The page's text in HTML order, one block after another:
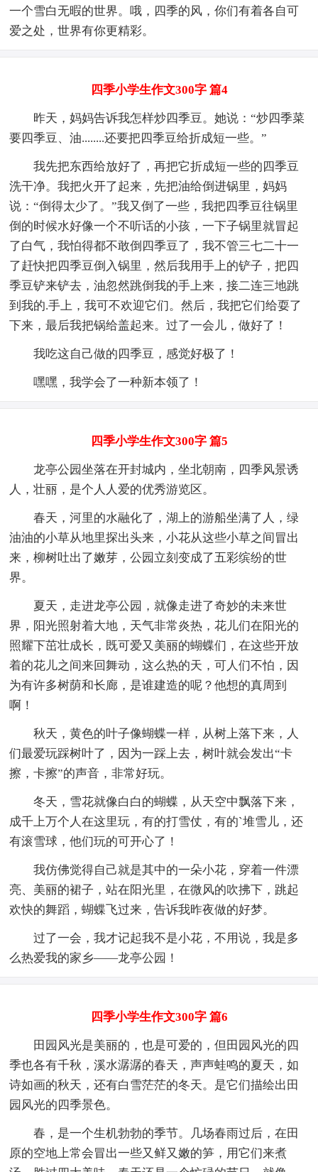
一个雪白无暇的世界。哦，四季的风，你们有着各自可
爱之处，世界有你更精彩。
四季小学生作文300字 篇4
昨天，妈妈告诉我怎样炒四季豆。她说：“炒四季菜
要四季豆、油........还要把四季豆给折成短一些。”
我先把东西给放好了，再把它折成短一些的四季豆
洗干净。我把火开了起来，先把油给倒进锅里，妈妈
说：“倒得太少了。”我又倒了一些，我把四季豆往锅里
倒的时候水好像一个不听话的小孩，一下子锅里就冒起
了白气，我怕得都不敢倒四季豆了，我不管三七二十一
了赶快把四季豆倒入锅里，然后我用手上的铲子，把四
季豆铲来铲去，油忽然跳倒我的手上来，接二连三地跳
到我的.手上，我可不欢迎它们。然后，我把它们给耍了
下来，最后我把锅给盖起来。过了一会儿，做好了！
我吃这自己做的四季豆，感觉好极了！
嘿嘿，我学会了一种新本领了！
四季小学生作文300字 篇5
龙亭公园坐落在开封城内，坐北朝南，四季风景诱
人，壮丽，是个人人爱的优秀游览区。
春天，河里的水融化了，湖上的游船坐满了人，绿
油油的小草从地里探出头来，小花从这些小草之间冒出
来，柳树吐出了嫩芽，公园立刻变成了五彩缤纷的世
界。
夏天，走进龙亭公园，就像走进了奇妙的未来世
界，阳光照射着大地，天气非常炎热，花儿们在阳光的
照耀下茁壮成长，既可爱又美丽的蝴蝶们，在这些开放
着的花儿之间来回舞动，这么热的天，可人们不怕，因
为有许多树荫和长廊，是谁建造的呢？他想的真周到
啊！
秋天，黄色的叶子像蝴蝶一样，从树上落下来，人
们最爱玩踩树叶了，因为一踩上去，树叶就会发出“卡
擦，卡擦”的声音，非常好玩。
冬天，雪花就像白白的蝴蝶，从天空中飘落下来，
成千上万个人在这里玩，有的打雪仗，有的`堆雪儿，还
有滚雪球，他们玩的可开心了！
我仿佛觉得自己就是其中的一朵小花，穿着一件漂
亮、美丽的裙子，站在阳光里，在微风的吹拂下，跳起
欢快的舞蹈，蝴蝶飞过来，告诉我昨夜做的好梦。
过了一会，我才记起我不是小花，不用说，我是多
么热爱我的家乡——龙亭公园！
四季小学生作文300字 篇6
田园风光是美丽的，也是可爱的，但田园风光的四
季也各有千秋，溪水潺潺的春天，声声蛙鸣的夏天，如
诗如画的秋天，还有白雪茫茫的冬天。是它们描绘出田
园风光的四季景色。
春，是一个生机勃勃的季节。几场春雨过后，在田
原的空地上常会冒出一些又鲜又嫩的笋，用它们来煮